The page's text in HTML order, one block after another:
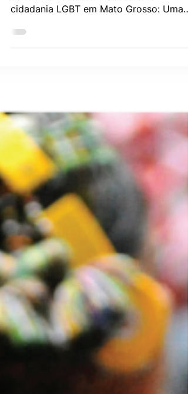
ARAGUSUKU, Henrique A.; LOPES,
cidadania LGBT em Mato Grosso: Uma
década de avanços e...